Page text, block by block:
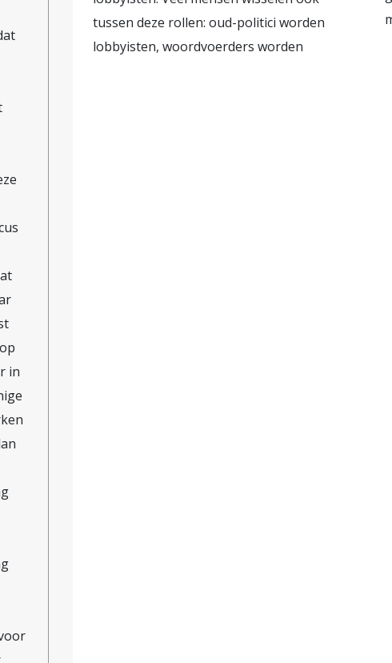
in
tussen deze rollen: oud-politici worden
lobbyisten, woordvoerders worden